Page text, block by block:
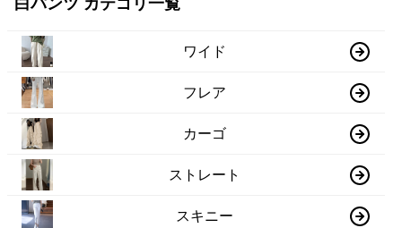
白パンツ カテゴリ一覧
ワイド
フレア
カーゴ
ストレート
スキニー